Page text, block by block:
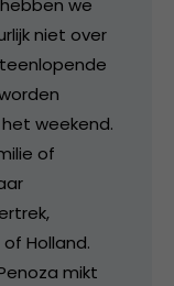
we
niet over
weekend.
of
Holland.
mikt